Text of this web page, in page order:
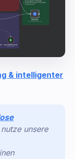
& intelligenter
unsere